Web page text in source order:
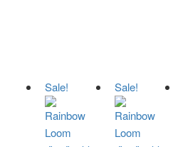
Sale! Sale!